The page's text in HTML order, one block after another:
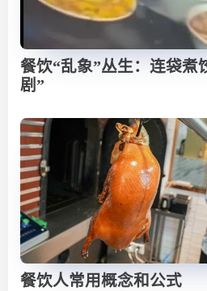
餐饮“乱象”丛生：连袋煮
剧”
餐饮人常用概念和公式